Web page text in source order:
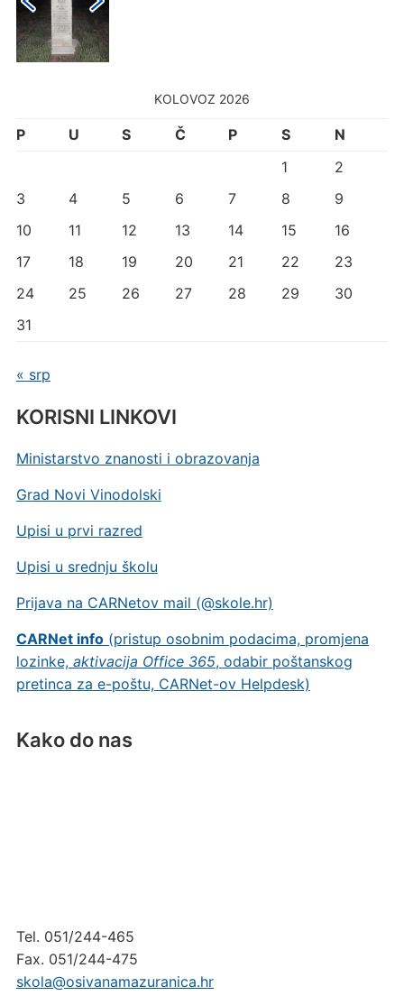
KOLOVOZ 2026
P U S Č P S
N
1
2
3
4 5 6 7 8
9
10
11 12 13 14 15
16
17
18 19 20 21 22
23
24
25 26 27 28 29
30
31
« srp
KORISNI LINKOVI
Ministarstvo znanosti i obrazovanja
Grad Novi Vinodolski
Upisi u prvi razred
Upisi u srednju školu
Prijava na CARNetov mail (@skole.hr)
CARNet info (pristup osobnim podacima, promjena
lozinke, aktivacija Office 365, odabir poštanskog
pretinca za e-poštu, CARNet-ov Helpdesk)
Kako do nas
Tel. 051/244-465
Fax. 051/244-475
skola@osivanamazuranica.hr